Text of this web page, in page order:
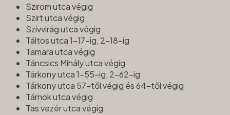
Szirom utca végig
Szirt utca végig
Szívvirág utca végig
Táltos utca 1-17-ig, 2-18-ig
Tamara utca végig
Táncsics Mihály utca végig
Tárkony utca 1-55-ig, 2-62-ig
Tárkony utca 57-től végig és 64-től végig
Tárnok utca végig
Tas vezér utca végig